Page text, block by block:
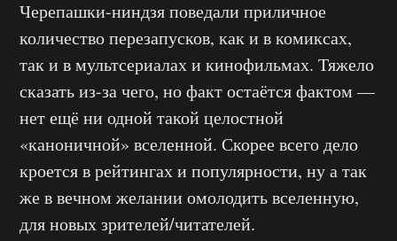
Черепашки-ниндзя поведали приличное
количество перезапусков, как и в комиксах,
так и в мультсериалах и кинофильмах. Тяжело
сказать из-за чего, но факт остаётся фактом —
нет ещё ни одной такой целостной
«каноничной» вселенной. Скорее всего дело
кроется в рейтингах и популярности, ну а так
же в вечном желании омолодить вселенную,
для новых зрителей/читателей.